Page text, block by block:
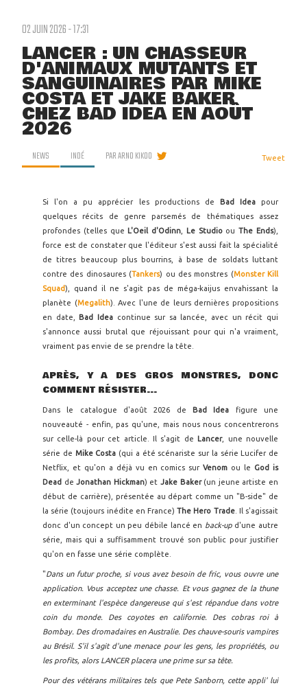
02 JUIN 2026 - 17:31
LANCER : UN CHASSEUR
D'ANIMAUX MUTANTS ET
SANGUINAIRES PAR MIKE
COSTA ET JAKE BAKER
CHEZ BAD IDEA EN AOÛT
2026
NEWS INDÉ PARARNO KIKOO Tweet
Si l'on a pu apprécier les productions de Bad Ideapour
quelques récits de genre parsemés de thématiques assez
profondes (telles que L'Oeil d'Odinn Le Studio ouThe Ends),
force est de constater que l'éditeur s'est aussi fait la spécialité
de titres beaucoup plus bourrins, à base de soldats luttant
contre des dinosaures (Tankers) ou des monstres (Monster Kill
Squad), quand il ne s'agit pas de méga-kaijus envahissant la
planète (Megalith). Avec l'une de leurs dernières propositions
en date, Bad Idea continue sur sa lancée, avec un récit qui
s'annonce aussi brutal que réjouissant pour qui n'a vraiment,
vraiment pas envie de se prendre la tête.
APRÈS, Y A DES GROS MONSTRES, DONC
COMMENT RÉSISTER...
Dans le catalogue d'août 2026 de Bad Idea
figure une
nouveauté - enfin, pas qu'une, mais nous nous concentrerons
sur celle-là pour cet article. Il s'agit de
Lancer, une nouvelle
série de Mike Costa (qui a été scénariste sur la série Lucifer de
Netflix, et qu'on a déjà vu en comics surVenom ou le God is
Dead deJonathan Hickman) etJake Baker (un jeune artiste en
début de carrière), présentée au départ comme un "B-side" de
la série (toujours inédite en France)The Hero Trade. Il s'agissait
donc d'un concept un peu débile lancé en back-up d'une autre
série, mais qui a suffisamment trouvé son public pour justifier
qu'on en fasse une série complète.
"Dans un futur proche, si vous avez besoin de fric, vous ouvre une
application. Vous acceptez une chasse. Et vous gagnez de la thune
en exterminant l'espèce dangereuse qui s'est répandue dans votre
coin du monde. Des coyotes en californie. Des cobras roi à
Bombay. Des dromadaires en Australie. Des chauve-souris vampires
au Brésil. S'il s'agit d'une menace pour les gens, les propriétés, ou
les profits, alors LANCER placera une prime sur sa tête.
Pour des vétérans militaires tels que Pete Sanborn, cette appli' lui